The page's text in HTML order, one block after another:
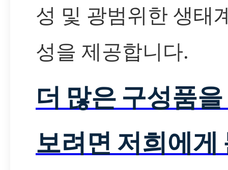
성 및 광범위한 생태
성을 제공합니다.
더 많은 구성품
보려면 저희에게